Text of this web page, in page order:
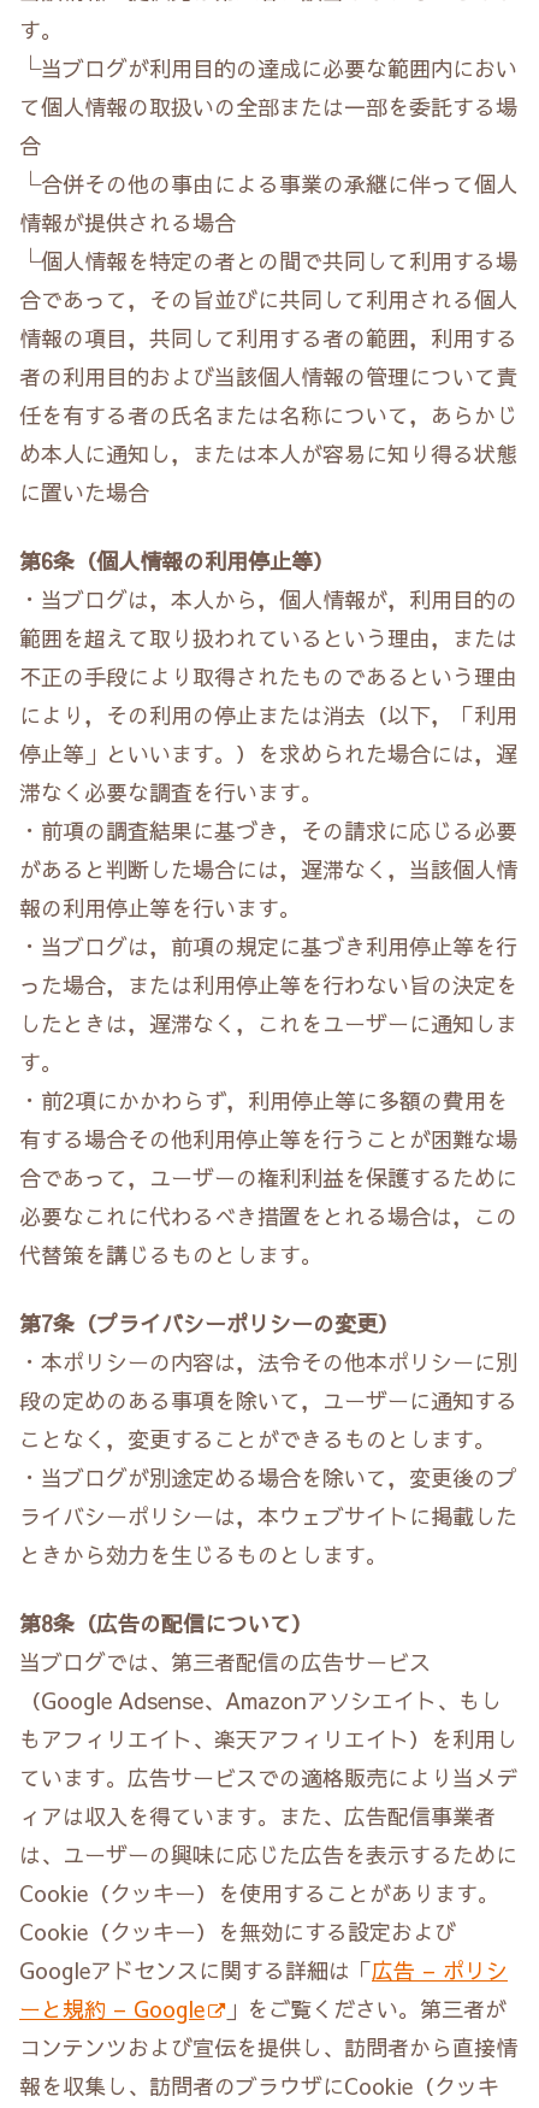
す。
└当ブログが利用目的の達成に必要な範囲内におい
て個人情報の取扱いの全部または一部を委託する場
合
└合併その他の事由による事業の承継に伴って個人
情報が提供される場合
└個人情報を特定の者との間で共同して利用する場
合であって，その旨並びに共同して利用される個人
情報の項目，共同して利用する者の範囲，利用する
者の利用目的および当該個人情報の管理について責
任を有する者の氏名または名称について，あらかじ
め本人に通知し，または本人が容易に知り得る状態
に置いた場合
第6条（個人情報の利用停止等）
・当ブログは，本人から，個人情報が，利用目的の
範囲を超えて取り扱われているという理由，または
不正の手段により取得されたものであるという理由
により，その利用の停止または消去（以下，「利用
停止等」といいます。）を求められた場合には，遅
滞なく必要な調査を行います。
・前項の調査結果に基づき，その請求に応じる必要
があると判断した場合には，遅滞なく，当該個人情
報の利用停止等を行います。
・当ブログは，前項の規定に基づき利用停止等を行
った場合，または利用停止等を行わない旨の決定を
したときは，遅滞なく，これをユーザーに通知しま
す。
・前2項にかかわらず，利用停止等に多額の費用を
有する場合その他利用停止等を行うことが困難な場
合であって，ユーザーの権利利益を保護するために
必要なこれに代わるべき措置をとれる場合は，この
代替策を講じるものとします。
第7条（プライバシーポリシーの変更）
・本ポリシーの内容は，法令その他本ポリシーに別
段の定めのある事項を除いて，ユーザーに通知する
ことなく，変更することができるものとします。
・当ブログが別途定める場合を除いて，変更後のプ
ライバシーポリシーは，本ウェブサイトに掲載した
ときから効力を生じるものとします。
第8条（広告の配信について）
当ブログでは、第三者配信の広告サービス
（Google Adsense、Amazonアソシエイト、もし
もアフィリエイト、楽天アフィリエイト）を利用し
ています。広告サービスでの適格販売により当メデ
ィアは収入を得ています。また、広告配信事業者
は、ユーザーの興味に応じた広告を表示するために
Cookie（クッキー）を使用することがあります。
Cookie（クッキー）を無効にする設定および
Googleアドセンスに関する詳細は「広告 – ポリシ
ーと規約 – Google
」をご覧ください。第三者が
コンテンツおよび宣伝を提供し、訪問者から直接情
報を収集し、訪問者のブラウザにCookie（クッキ